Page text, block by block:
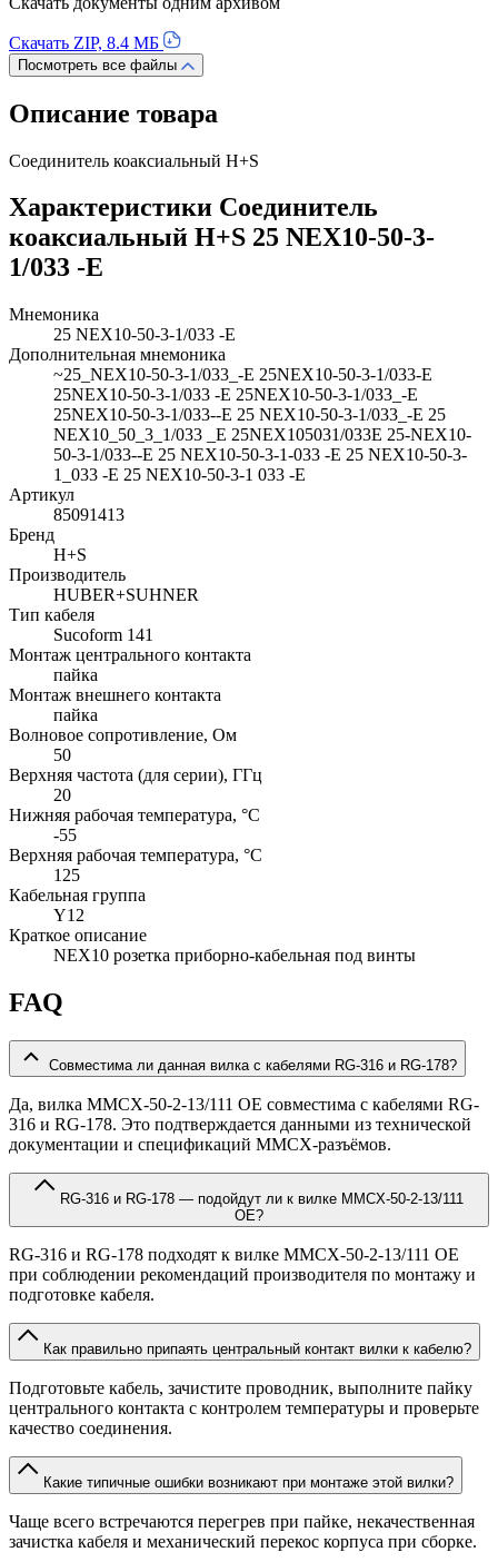
Скачать ZIP, 8.4 МБ
Посмотреть все файлы
Описание товара
Соединитель коаксиальный H+S
Характеристики Соединитель
коаксиальный H+S 25 NEX10-50-3-
1/033 -E
Мнемоника
25 NEX10-50-3-1/033 -E
Дополнительная мнемоника
~25_NEX10-50-3-1/033_-E 25NEX10-50-3-1/033-E
25NEX10-50-3-1/033 -E 25NEX10-50-3-1/033_-E
25NEX10-50-3-1/033--E 25 NEX10-50-3-1/033_-E 25
NEX10_50_3_1/033 _E 25NEX105031/033E 25-NEX10-
50-3-1/033--E 25 NEX10-50-3-1-033 -E 25 NEX10-50-3-
1_033 -E 25 NEX10-50-3-1 033 -E
Артикул
85091413
Бренд
H+S
Производитель
HUBER+SUHNER
Тип кабеля
Sucoform 141
Монтаж центрального контакта
пайка
Монтаж внешнего контакта
пайка
Волновое сопротивление, Ом
50
Верхняя частота (для серии), ГГц
20
Нижняя рабочая температура, °C
-55
Верхняя рабочая температура, °C
125
Кабельная группа
Y12
Краткое описание
NEX10 розетка приборно-кабельная под винты
FAQ
Совместима ли данная вилка с кабелями RG-316 и RG-178?
Да, вилка MMCX-50-2-13/111 OE совместима с кабелями RG-
316 и RG-178. Это подтверждается данными из технической
документации и спецификаций MMCX-разъёмов.
OE?
RG-316 и RG-178 подходят к вилке MMCX-50-2-13/111 OE
при соблюдении рекомендаций производителя по монтажу и
подготовке кабеля.
Как правильно припаять центральный контакт вилки к кабелю?
Подготовьте кабель, зачистите проводник, выполните пайку
центрального контакта с контролем температуры и проверьте
качество соединения.
Какие типичные ошибки возникают при монтаже этой вилки?
Чаще всего встречаются перегрев при пайке, некачественная
зачистка кабеля и механический перекос корпуса при сборке.